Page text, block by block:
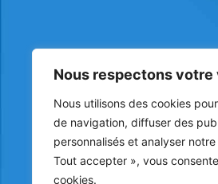
Nous respectons votre
Nous utilisons des cookies
de navigation, diffuser des
personnalisés et analyser
Tout accepter », vous
cookies.